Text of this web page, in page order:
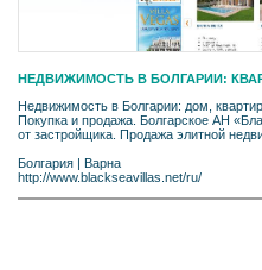
НЕДВИЖИМОСТЬ В БОЛГАРИИ:
Недвижимость в Болгарии: дом,
Покупка и продажа. Болгарское АН
от застройщика. Продажа элитной
Болгария | Варна
http://www.blackseavillas.net/ru/